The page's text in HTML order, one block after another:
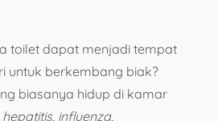
toilet dapat menjadi tempat
untuk berkembang biak?
biasanya hidup di kamar
hepatitis, influenza,